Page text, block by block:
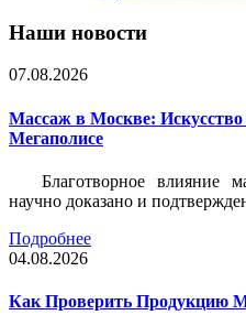
Наши новости
07.08.2026
Массаж в Москве: Искусство
Мегаполисе
Благотворное влияние
научно доказано и
Подробнее
04.08.2026
Как Проверить Продукцию